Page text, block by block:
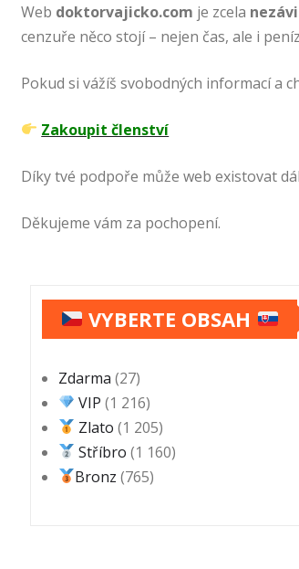
Web doktorvajicko.com je zcela
cenzuře něco stojí – nejen čas, ale i
Pokud si vážíš svobodných informací a
Zakoupit členství
Díky tvé podpoře může web existovat
Děkujeme vám za pochopení.
VYBERTE OBSAH
Zdarma (27)
VIP (1 216)
Zlato (1 205)
Stříbro (1 160)
Bronz (765)